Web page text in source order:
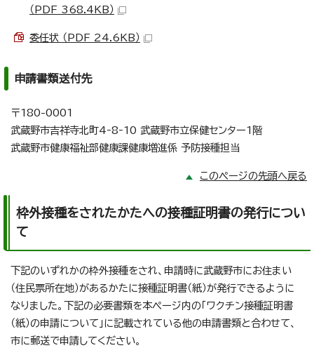
（PDF 368.4KB）
委任状 （PDF 24.6KB）
申請書類送付先
〒180-0001
武蔵野市吉祥寺北町4‐8‐10 武蔵野市立保健センター1階
武蔵野市健康福祉部健康課健康増進係 予防接種担当
このページの先頭へ戻る
枠外接種をされたかたへの接種証明書の発行につい
て
下記のいずれかの枠外接種をされ、申請時に武蔵野市にお住まい
（住民票所在地）があるかたに接種証明書（紙）が発行できるように
なりました。下記の必要書類を本ページ内の「ワクチン接種証明書
（紙）の申請について」に記載されている他の申請書類と合わせて、
市に郵送で申請してください。